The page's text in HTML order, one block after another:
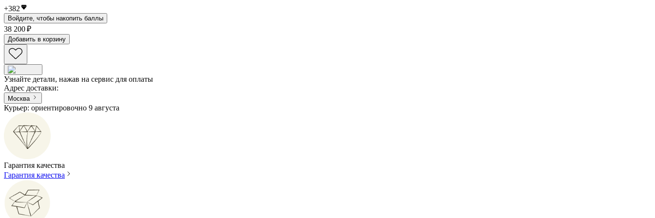
+382
Войдите, чтобы накопить баллы
38 200 ₽
Добавить в корзину
Узнайте детали, нажав на сервис для оплаты
Адрес доставки:
Москва
Курьер: ориентировочно 9 августа
Гарантия качества
Гарантия качества